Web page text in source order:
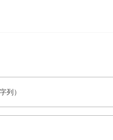
列）